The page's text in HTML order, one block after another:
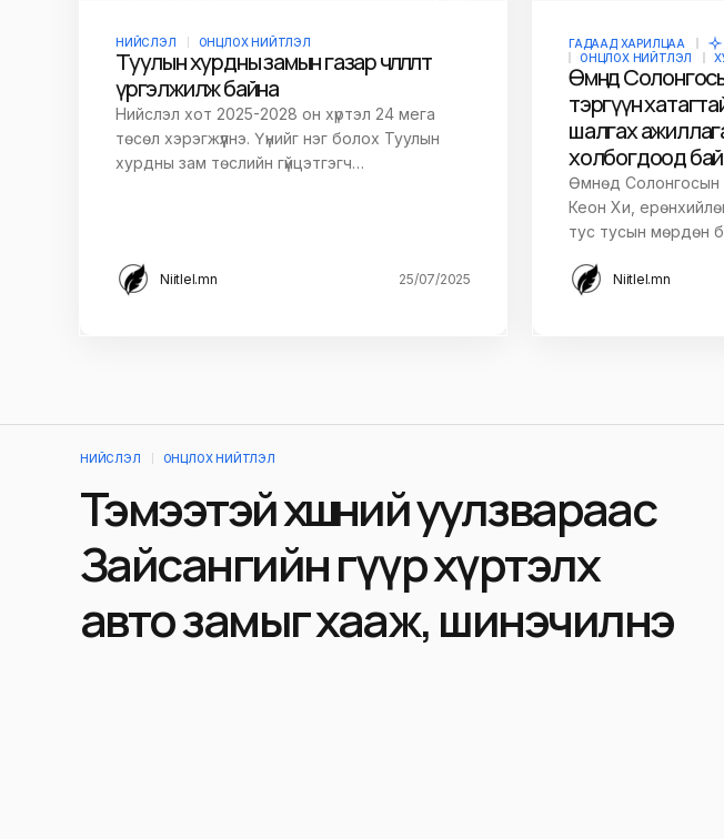
НИЙСЛЭЛ ОНЦЛОХ НИЙТЛЭЛ
Туулын хурдны замын газар чөлөөлөлт
үргэлжилж байна
Нийслэл хот 2025-2028 он хүртэл 24 мега
төсөл хэрэгжүүлнэ. Үүнийг нэг болох Туулын
хурдны зам төслийн гүйцэтгэгч…
Niitlel.mn 25/07/2025
ГАДААД ХАРИЛЦАА
ОНЦЛОХ НИЙТЛЭЛ
Өмнөд
тэргүүн
шалгах
холбогдоод
Өмнөд Солонгосын
Кеон Хи,
тус тусын мөрдөн
Niitlel.mn
НИЙСЛЭЛ ОНЦЛОХ НИЙТЛЭЛ
Тэмээтэй хөшөөний уулзвараас
Зайсангийн гүүр хүртэлх
авто замыг хааж, шинэчилнэ